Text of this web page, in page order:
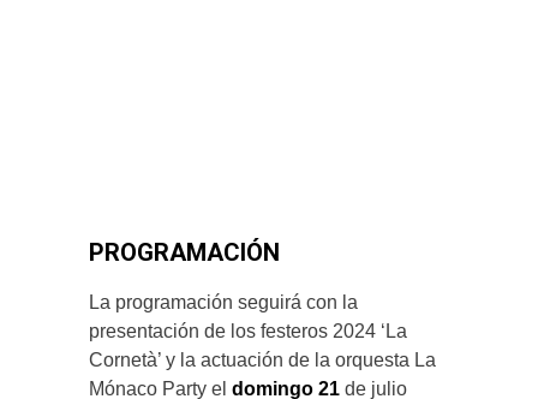
PROGRAMACIÓN
La programación seguirá con la
presentación de los festeros 2024 ‘La
Cornetà’ y la actuación de la orquesta La
Mónaco Party el domingo 21 de julio